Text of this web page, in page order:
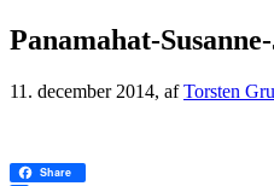
Panamahat-
11. december 2014, afTorsten
Share